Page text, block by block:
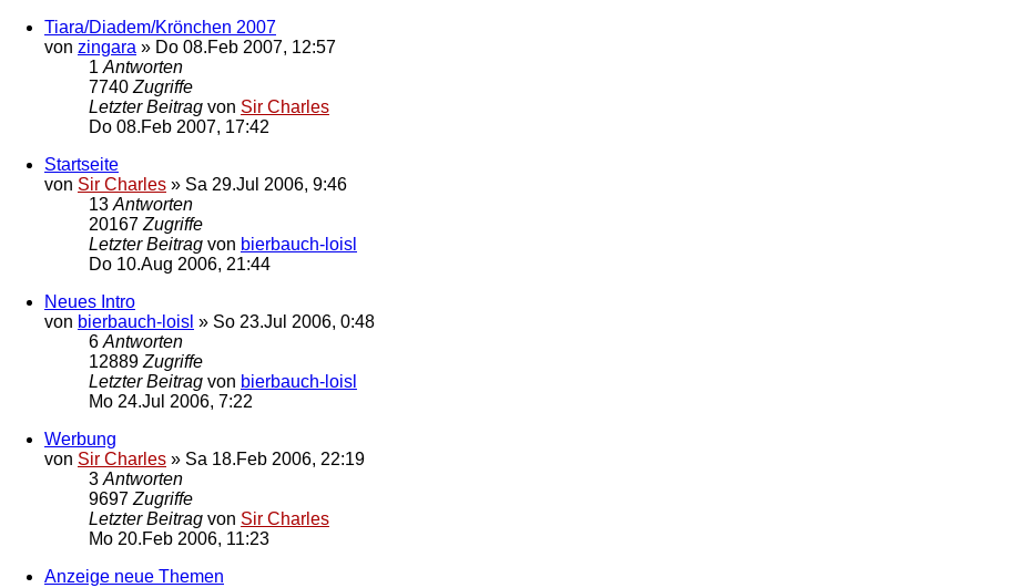
Tiara/Diadem/Krönchen 2007
von zingara » Do 08.Feb 2007, 12:57
1 Antworten
7740 Zugriffe
Letzter Beitrag von Sir Charles
Do 08.Feb 2007, 17:42
Startseite
von Sir Charles » Sa 29.Jul 2006, 9:46
13 Antworten
20167 Zugriffe
Letzter Beitrag von bierbauch-loisl
Do 10.Aug 2006, 21:44
Neues Intro
von bierbauch-loisl » So 23.Jul 2006, 0:48
6 Antworten
12889 Zugriffe
Letzter Beitrag von bierbauch-loisl
Mo 24.Jul 2006, 7:22
Werbung
von Sir Charles » Sa 18.Feb 2006, 22:19
3 Antworten
9697 Zugriffe
Letzter Beitrag von Sir Charles
Mo 20.Feb 2006, 11:23
Anzeige neue Themen